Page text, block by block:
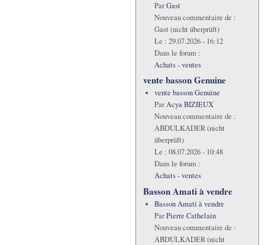
ParGast
Nouveau commentaire de :
Gast (nicht überprüft)
Le : 29.07.2026 - 16:12
Dans le forum :
Achats - ventes
vente basson Genuine
vente basson Genuine
ParAcya BIZIEUX
Nouveau commentaire de :
ABDULKADER (nicht
überprüft)
Le : 08.07.2026 - 10:48
Dans le forum :
Achats - ventes
Basson Amati à vendre
Basson Amati à vendre
ParPierre Cathelain
Nouveau commentaire de :
ABDULKADER (nicht